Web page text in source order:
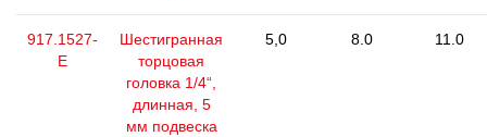
917.1527-
E
Шестигранная
торцовая
головка 1/4“,
длинная, 5
мм подвеска
5,0 8.0 11.0